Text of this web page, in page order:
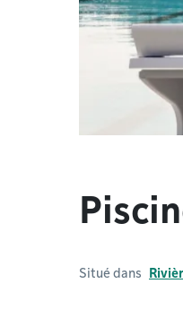
Situé dans